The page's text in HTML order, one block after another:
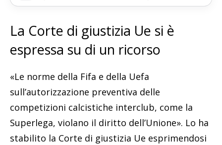
La Corte di giustizia Ue si è
espressa su di un ricorso
«Le norme della Fifa e della Uefa
sull’autorizzazione preventiva delle
competizioni calcistiche interclub, come la
Superlega, violano il diritto dell’Unione». Lo ha
stabilito la Corte di giustizia Ue esprimendosi